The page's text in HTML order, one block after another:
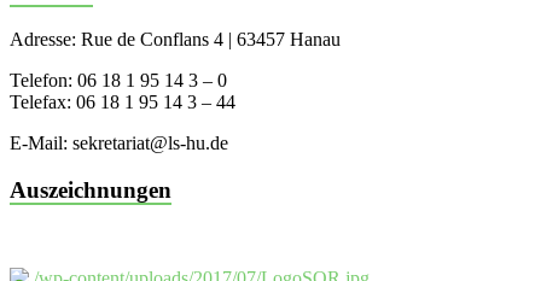
Adresse: Rue de Conflans 4 | 63457 Hanau
Telefon: 06 18 1 95 14 3 – 0
Telefax: 06 18 1 95 14 3 – 44
E-Mail: sekretariat@ls-hu.de
Auszeichnungen